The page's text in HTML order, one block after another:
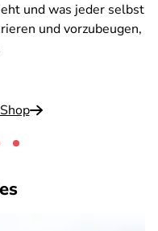
und was jeder selbst
und vorzubeugen,